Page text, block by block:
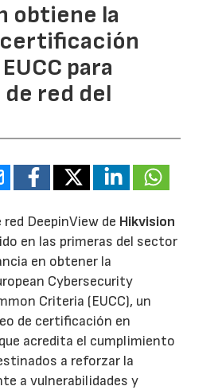
obtiene la
para
de red del
red DeepinView de Hikvision
en las primeras del sector
en obtener la
Cybersecurity
Criteria (EUCC), un
de certificación en
acredita el cumplimiento
a reforzar la
a vulnerabilidades y